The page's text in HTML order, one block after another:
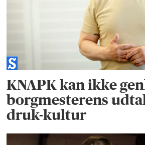
KNAPK kan ikke
borgmesterens
druk-kultur